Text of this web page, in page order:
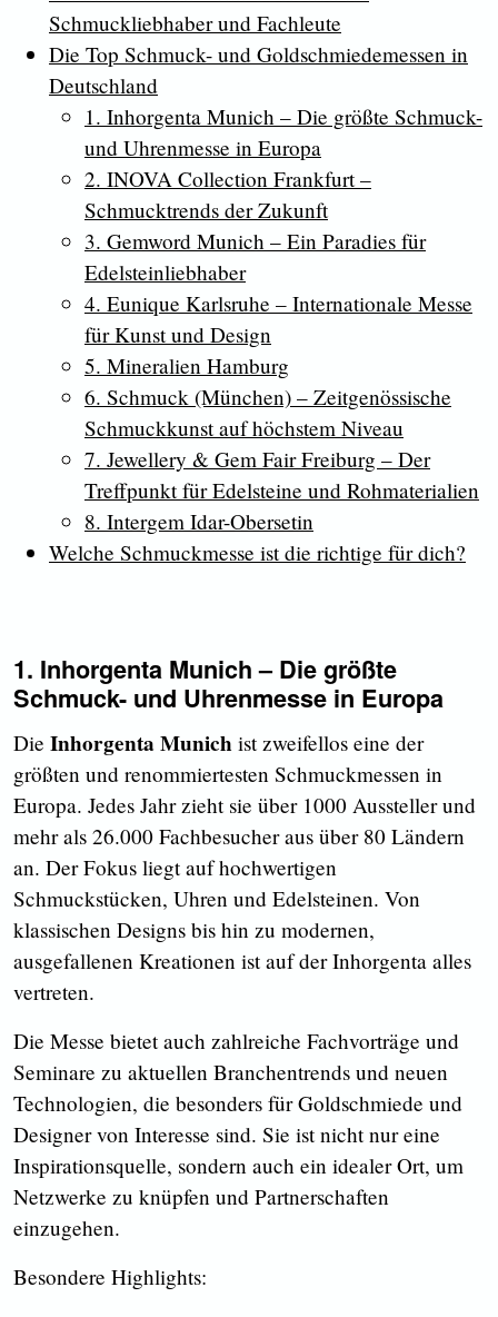
Schmuckliebhaber und Fachleute
Die Top Schmuck- und Goldschmiedemessen in
Deutschland
1. Inhorgenta Munich – Die größte Schmuck-
und Uhrenmesse in Europa
2. INOVA Collection Frankfurt –
Schmucktrends der Zukunft
3. Gemword Munich – Ein Paradies für
Edelsteinliebhaber
4. Eunique Karlsruhe – Internationale Messe
für Kunst und Design
5. Mineralien Hamburg
6. Schmuck (München) – Zeitgenössische
Schmuckkunst auf höchstem Niveau
7. Jewellery & Gem Fair Freiburg – Der
Treffpunkt für Edelsteine und Rohmaterialien
8. Intergem Idar-Obersetin
Welche Schmuckmesse ist die richtige für dich?
1. Inhorgenta Munich – Die größte
Schmuck- und Uhrenmesse in Europa
Die Inhorgenta Munich ist zweifellos eine der
größten und renommiertesten Schmuckmessen in
Europa. Jedes Jahr zieht sie über 1000 Aussteller und
mehr als 26.000 Fachbesucher aus über 80 Ländern
an. Der Fokus liegt auf hochwertigen
Schmuckstücken, Uhren und Edelsteinen. Von
klassischen Designs bis hin zu modernen,
ausgefallenen Kreationen ist auf der Inhorgenta alles
vertreten.
Die Messe bietet auch zahlreiche Fachvorträge und
Seminare zu aktuellen Branchentrends und neuen
Technologien, die besonders für Goldschmiede und
Designer von Interesse sind. Sie ist nicht nur eine
Inspirationsquelle, sondern auch ein idealer Ort, um
Netzwerke zu knüpfen und Partnerschaften
einzugehen.
Besondere Highlights: